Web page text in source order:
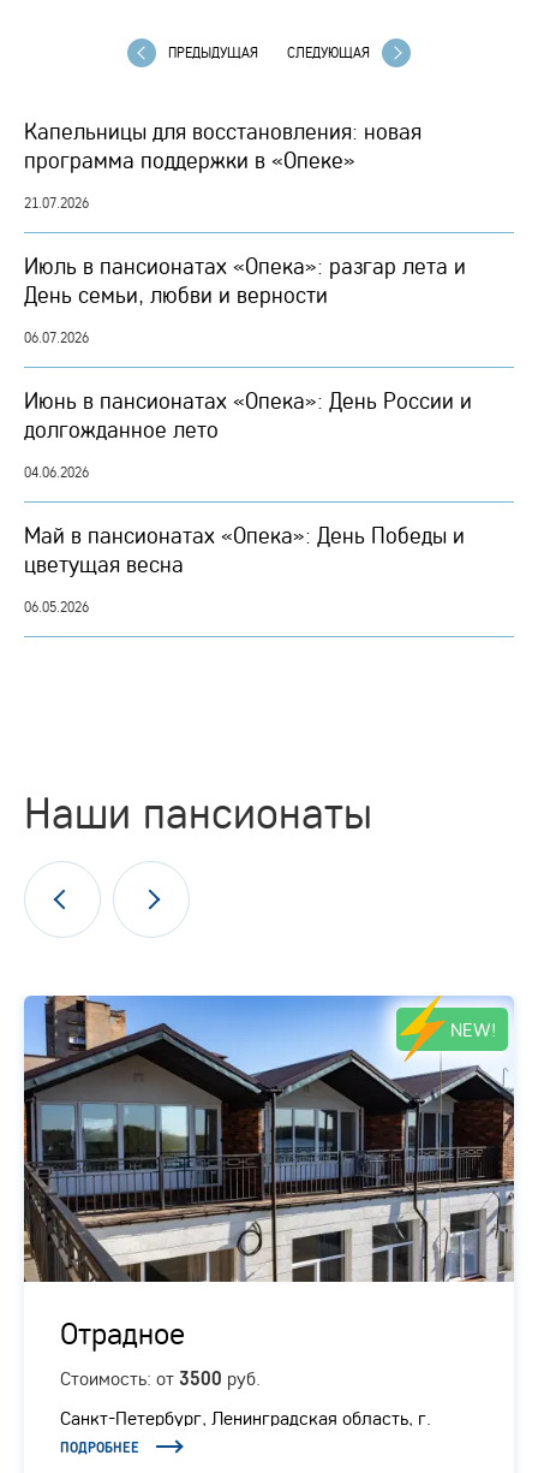
ПРЕДЫДУЩАЯ СЛЕДУЮЩАЯ
Капельницы для восстановления: новая
программа поддержки в «Опеке»
21.07.2026
Июль в пансионатах «Опека»: разгар лета и
День семьи, любви и верности
06.07.2026
Июнь в пансионатах «Опека»: День России и
долгожданное лето
04.06.2026
Май в пансионатах «Опека»: День Победы и
цветущая весна
06.05.2026
Наши пансионаты
NEW!
Отрадное
Стоимость: от 3500 руб.
Санкт-Петербург, Ленинградская область, г.
Отрадное, Ленинградское шоссе, 1/1
ПОДРОБНЕЕ